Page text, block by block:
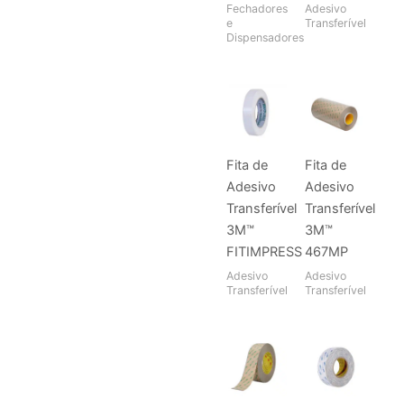
Fechadores
e
Dispensadores
Adesivo
Transferível
Fita de
Adesivo
Transferível
3M™
FITIMPRESS
Adesivo
Transferível
Fita de
Adesivo
Transferível
3M™
467MP
Adesivo
Transferível